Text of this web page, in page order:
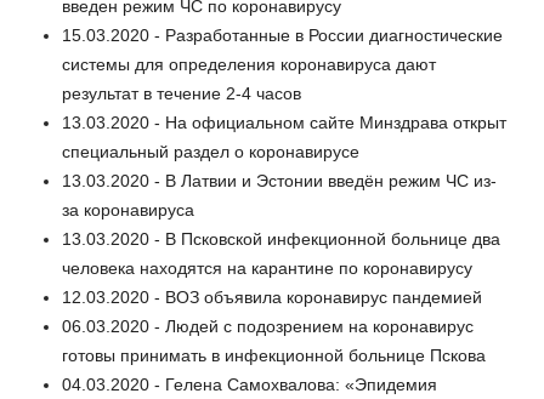
введен режим ЧС по коронавирусу
15.03.2020 - Разработанные в России диагностические
системы для определения коронавируса дают
результат в течение 2-4 часов
13.03.2020 - На официальном сайте Минздрава открыт
специальный раздел о коронавирусе
13.03.2020 - В Латвии и Эстонии введён режим ЧС из-
за коронавируса
13.03.2020 - В Псковской инфекционной больнице два
человека находятся на карантине по коронавирусу
12.03.2020 - ВОЗ объявила коронавирус пандемией
06.03.2020 - Людей с подозрением на коронавирус
готовы принимать в инфекционной больнице Пскова
04.03.2020 - Гелена Самохвалова: «Эпидемия